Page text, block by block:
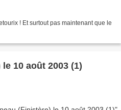
! Et surtout pas maintenant que le
10 août 2003 (1)